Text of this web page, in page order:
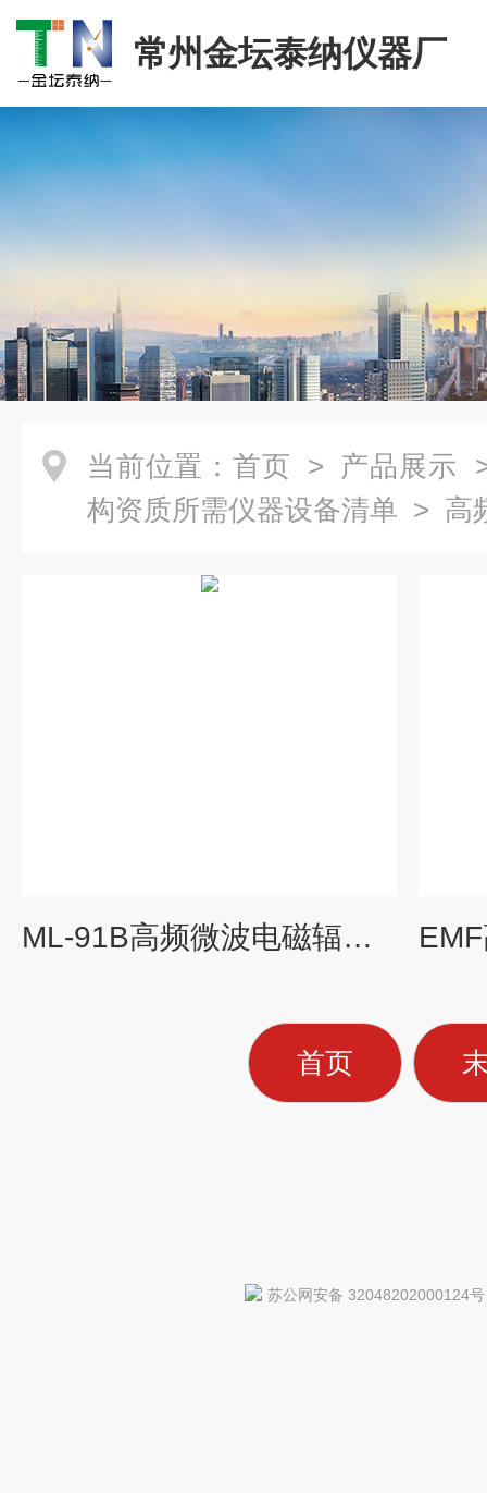
常州金坛泰纳仪器厂
当前位置： 首页 > 产品展示
构资质所需仪器设备清单 > 高
ML-91B高频微波电磁辐射检测仪
首页
苏公网安备 32048202000124号